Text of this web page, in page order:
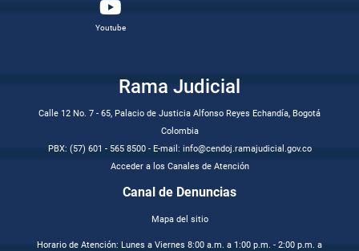
Youtube
Rama Judicial
Calle 12 No. 7 - 65, Palacio de Justicia Alfonso Reyes Echandía, Bogotá
Colombia
PBX: (57) 601 - 565 8500 - E-mail: info@cendoj.ramajudicial.gov.co
Acceder a los Canales de Atención
Canal de Denuncias
Mapa del sitio
Horario de Atención: Lunes a Viernes 8:00 a.m. a 1:00 p.m. - 2:00 p.m. a